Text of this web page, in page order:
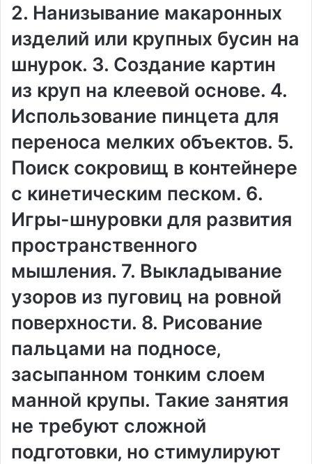
2. Нанизывание макаронных
изделий или крупных бусин на
шнурок. 3. Создание картин
из круп на клеевой основе. 4.
Использование пинцета для
переноса мелких объектов. 5.
Поиск сокровищ в контейнере
с кинетическим песком. 6.
Игры-шнуровки для развития
пространственного
мышления. 7. Выкладывание
узоров из пуговиц на ровной
поверхности. 8. Рисование
пальцами на подносе‚
засыпанном тонким слоем
манной крупы. Такие занятия
не требуют сложной
подготовки‚ но стимулируют